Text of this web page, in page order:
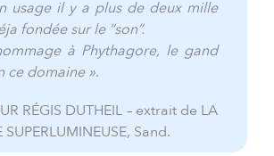
usage il y a plus de deux mille
fondée sur le “son”.
à Phythagore, le gand
ce domaine ».
RÉGIS DUTHEIL – extrait de LA
Sand.